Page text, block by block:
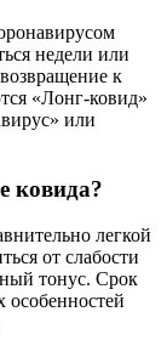
недели или
к
«Лонг-ковид»
или
ковида?
легкой
от слабости
тонус. Срок
особенностей